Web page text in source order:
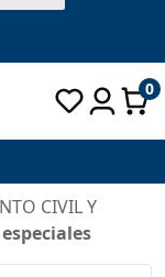
0
CIVIL Y